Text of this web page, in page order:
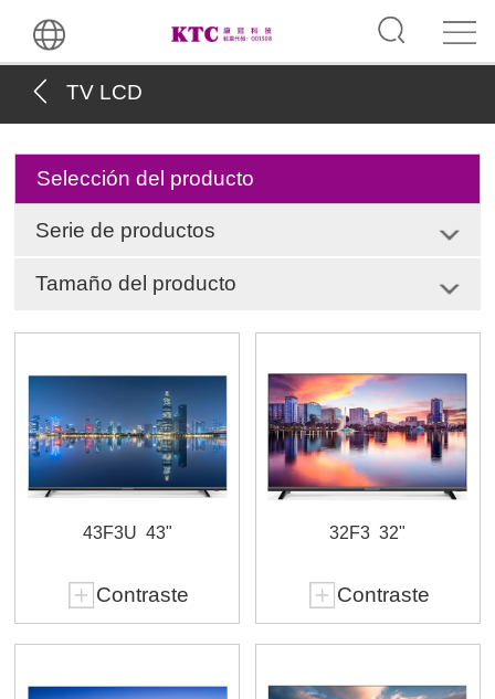
TV LCD
Selección del producto
Serie de productos
Tamaño del producto
43F3U 43"
Contraste
32F3 32"
Contraste